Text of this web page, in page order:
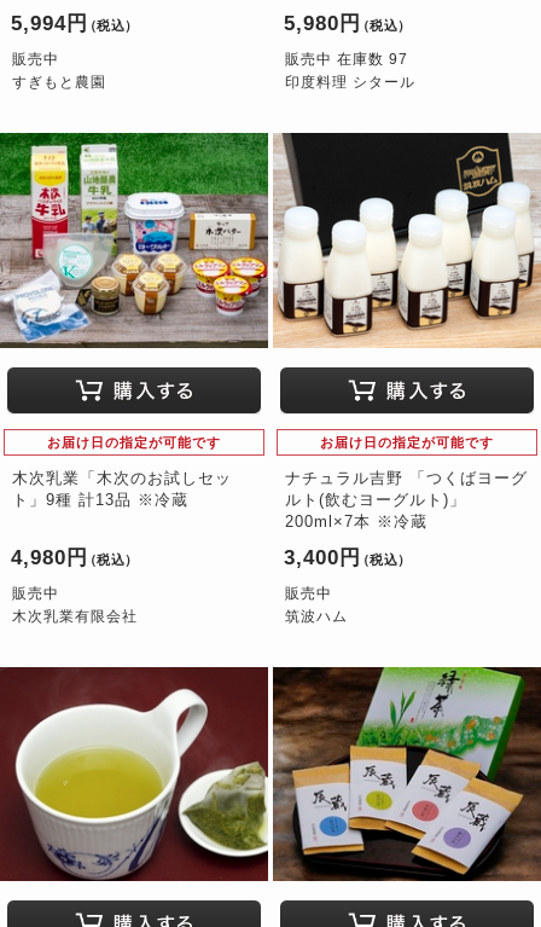
5,994円 （税込）
販売中
すぎもと農園
5,980円 （税込）
販売中 在庫数 97
印度料理 シタール
お届け日の指定が可能です
木次乳業「木次のお試しセッ
ト」9種 計13品 ※冷蔵
4,980円 （税込）
販売中
木次乳業有限会社
お届け日の指定が可能です
ナチュラル吉野 「つくばヨーグ
ルト(飲むヨーグルト)」
200ml×7本 ※冷蔵
3,400円 （税込）
販売中
筑波ハム